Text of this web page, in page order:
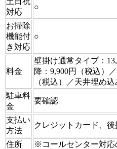
対応
○
お掃除
機能付
き対応
○
料金
壁掛け通常タイプ：
降：9,900円（税込）
（税込）／天井埋め
駐車料
金
要確認
支払い
方法
クレジットカード、後
住所
※コールセンター対応